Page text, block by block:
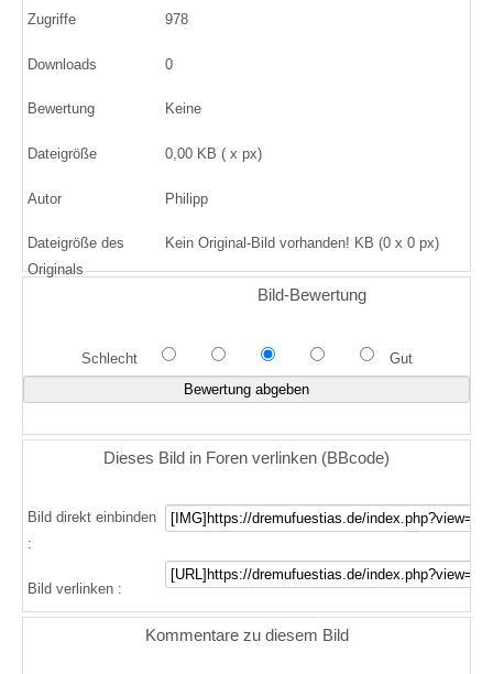
Zugriffe 978
Downloads 0
Bewertung Keine
Dateigröße 0,00 KB ( x px)
Autor Philipp
Dateigröße des
Originals
Kein Original-Bild vorhanden! KB (0 x 0 px)
Bild-Bewertung
Schlecht Gut
Dieses Bild in Foren verlinken (BBcode)
Bild direkt einbinden
:
Bild verlinken :
Kommentare zu diesem Bild